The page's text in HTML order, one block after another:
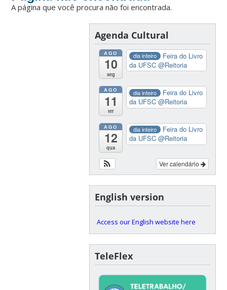
A página que você procura não foi encontrada.
Agenda Cultural
AGO
10
seg
dia inteiro
Feira do Livro
da UFSC@Reitoria
AGO
11
ter
dia inteiro
Feira do Livro
da UFSC@Reitoria
AGO
12
qua
dia inteiro
Feira do Livro
da UFSC@Reitoria
Ver calendário
English version
Access our English website here
TeleFlex